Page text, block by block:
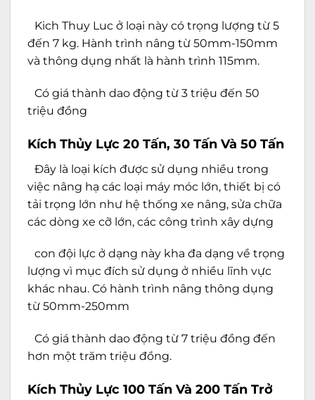
Kich Thuy Luc ở loại này có trọng lượng từ 5
đến 7 kg. Hành trình nâng từ 50mm-150mm
và thông dụng nhất là hành trình 115mm.
Có giá thành dao động từ 3 triệu đến 50
triệu đồng
Kích Thủy Lực 20 Tấn, 30 Tấn Và 50 Tấn
Đây là loại kích được sử dụng nhiều trong
việc nâng hạ các loại máy móc lớn, thiết bị có
tải trọng lớn như hệ thống xe nâng, sửa chữa
các dòng xe cỡ lớn, các công trình xây dựng
con đội lực ở dạng này kha đa dạng về trọng
lượng vì mục đích sử dụng ở nhiều lĩnh vực
khác nhau. Có hành trình nâng thông dụng
từ 50mm-250mm
Có giá thành dao động từ 7 triệu đồng đến
hơn một trăm triệu đồng.
Kích Thủy Lực 100 Tấn Và 200 Tấn Trở